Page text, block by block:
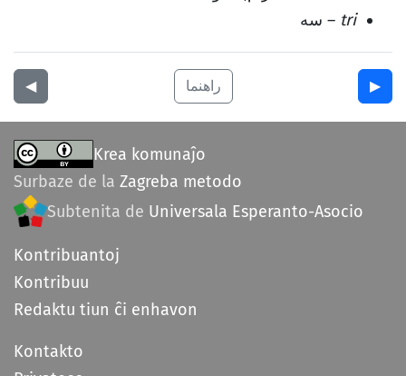
tri – سه
◀︎ راهنما ▶︎
Krea komunaĵo
Surbaze de la Zagreba metodo
Subtenita de Universala Esperanto-Asocio
Kontribuantoj
Kontribuu
Redaktu tiun ĉi enhavon
Kontakto